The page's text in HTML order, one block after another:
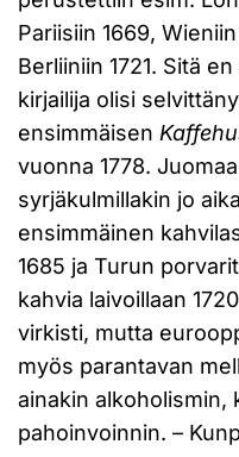
Pariisiin 1669,
Berliiniin 1721. Sitä
kirjailija olisi
ensimmäisen
vuonna 1778.
syrjäkulmillakin jo
ensimmäinen
1685 ja Turun
kahvia laivoillaan
virkisti, mutta
myös parantavan
ainakin alkoholismin,
pahoinvoinnin. –